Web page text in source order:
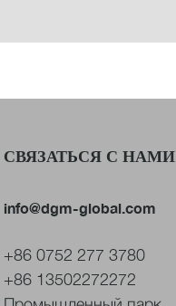
СВЯЗАТЬСЯ С НАМИ
info@dgm-global.com
+86 0752 277 3780
+86 13502272272